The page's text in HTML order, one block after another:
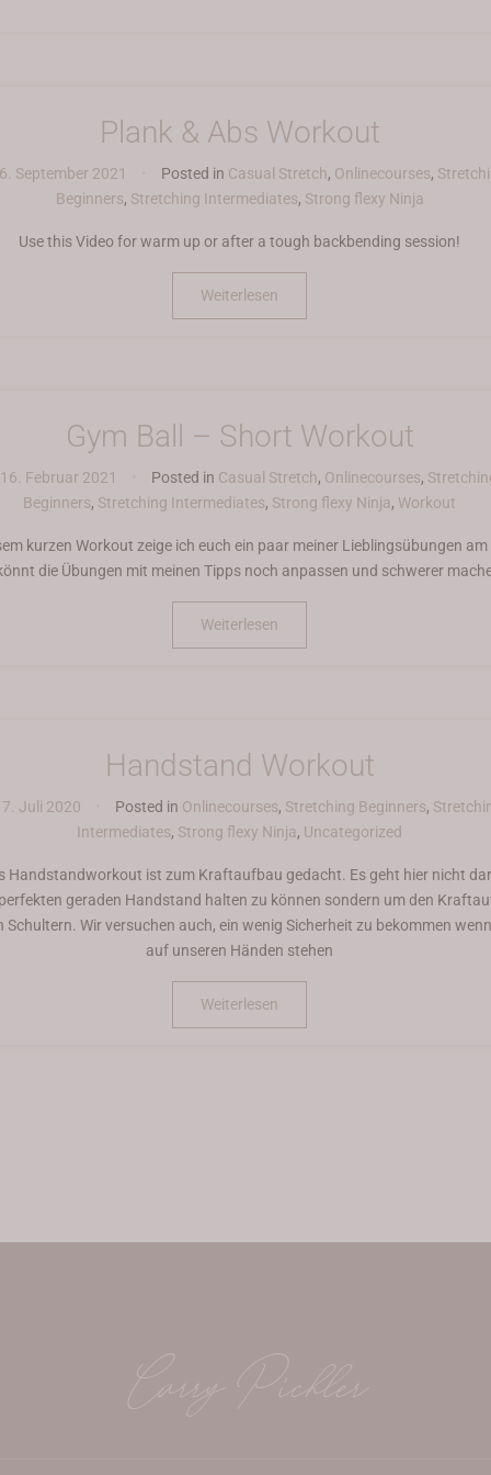
Plank & Abs Workout
September 2021 Posted in Casual Stretch, Onlinecourses,
Beginners, Stretching Intermediates, Strong flexy Ninja
Use this Video for warm up or after a tough backbending session!
Weiterlesen
Gym Ball – Short Workout
Februar 2021 Posted in Casual Stretch, Onlinecourses,
Beginners, Stretching Intermediates, Strong flexy Ninja, Workout
kurzen Workout zeige ich euch ein paar meiner Lieblingsübungen am
die Übungen mit meinen Tipps noch anpassen und schwerer
Weiterlesen
Handstand Workout
Juli 2020 Posted in Onlinecourses, Stretching Beginners,
Intermediates, Strong flexy Ninja, Uncategorized
Handstandworkout ist zum Kraftaufbau gedacht. Es geht hier nicht
geraden Handstand halten zu können sondern um den
Schultern. Wir versuchen auch, ein wenig Sicherheit zu bekommen
auf unseren Händen stehen
Weiterlesen
Carry Pichler